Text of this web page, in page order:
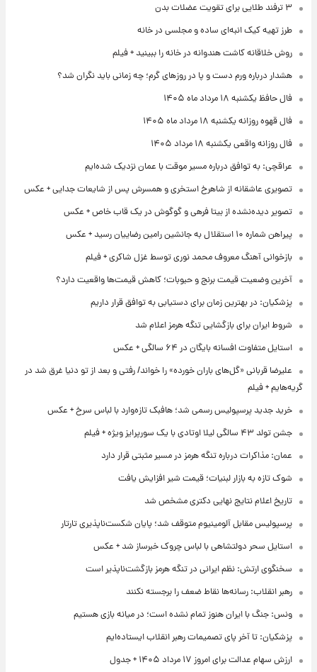
۳ ترفند طلایی برای تقویت عضلات بدن
طرز تهیه کیک انبه‌ای ساده و مجلسی در خانه
روش خلاقانه کاشت هندوانه در خانه را ببینید + فیلم
هشدار درباره ورم دست و پا در روزهای گرم؛ چه زمانی باید نگران شد؟
فال حافظ یکشنبه ۱۸ مرداد ماه ۱۴۰۵
فال قهوه روزانه یکشنبه ۱۸ مرداد ماه ۱۴۰۵
فال روزانه واقعی یکشنبه ۱۸ مرداد ۱۴۰۵
عراقچی: به توافق درباره مسیر موقت با عمان نزدیک شده‌ایم
تصویری عاشقانه از شاهرخ استخری و همسرش پس از شایعات جدایی + عکس
تصویر دیده‌نشده از بیتا فرهی و گوگوش در یک قاب خاص + عکس
پیراهن شماره ۱۰ استقلال به جانشین رامین رضاییان رسید + عکس
بازخوانی آهنگ معروف محمد نوری توسط غزل شاکری + فیلم
آخرین وضعیت قیمت برنج و حبوبات؛ کاهش قیمت‌ها واقعیت دارد؟
پزشکیان: در بهترین زمان برای دستیابی به توافق قرار داریم
شروط ایران برای بازگشایی تنگه هرمز اعلام شد
استایل متفاوت افسانه بایگان در ۶۴ سالگی + عکس
علیرضا قربانی «گل‌های باران خورده» را خواند/ رفتی و بعد از تو دنیا غرق شد در
گریه‌هایم + فیلم
خرید جدید پرسپولیس رسمی شد؛ هافبک تازه‌وارد با لباس سرخ + عکس
جشن تولد ۴۳ سالگی لیلا اوتادی با یک سورپرایز ویژه + فیلم
عمان: مذاکرات درباره تنگه هرمز در مسیر مثبتی قرار دارد
شوک تازه به بازار لبنیات؛ قیمت شیر افزایش یافت
تاریخ اعلام نتایج نهایی دکتری مشخص شد
پرسپولیس مقابل آلومینیوم متوقف شد؛ پایان شکست‌ناپذیری تارتار
استایل سحر دولتشاهی با لباس چروک خبرساز شد + عکس
سخنگوی ارتش: نظم ایرانی در تنگه هرمز بازگشت‌ناپذیر است
رهبر انقلاب: رسانه‌ها نقاط ضعف را برجسته نکنند
ونس: جنگ با ایران هنوز تمام نشده است؛ در میانه بازی هستیم
پزشکیان: تا آخر پای تصمیمات رهبر انقلاب ایستاده‌ایم
ارزش سهام عدالت برای امروز ۱۷ مرداد ۱۴۰۵ + جدول